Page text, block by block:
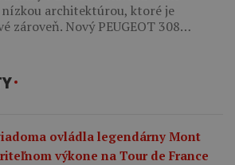
nízkou architektúrou, ktoré je
zároveň. Nový PEUGEOT 308…
ovládla legendárny Mont
výkone na Tour de France